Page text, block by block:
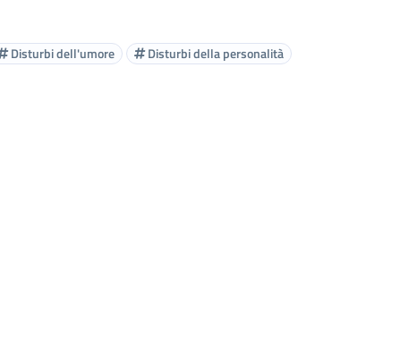
Disturbi dell'umore Disturbi della personalità